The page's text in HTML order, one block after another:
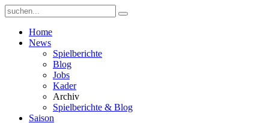
Home
News
Spielberichte
Blog
Jobs
Kader
Archiv
Spielberichte & Blog
Saison